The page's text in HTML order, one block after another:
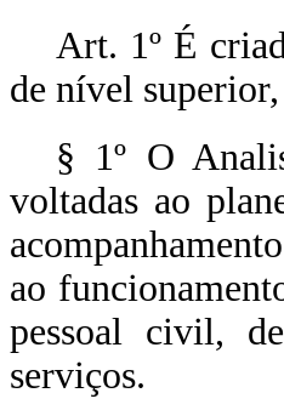
Art. 1º É
de nível
§ 1º O
voltadas ao
ao
pessoal civil,
serviços.